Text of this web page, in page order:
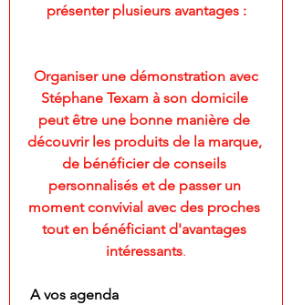
présenter plusieurs avantages :
Stéphane Texam à son domicile
peut être une bonne manière de
découvrir les produits de la marque,
de bénéficier de conseils
personnalisés et de passer un
moment convivial avec des proches
tout en bénéficiant d'avantages
intéressants.
A vos agenda